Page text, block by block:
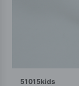
51015kids